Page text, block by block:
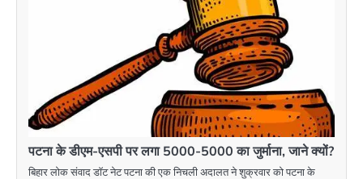
पटना के डीएम-एसपी पर लगा 5000-5000 का जुर्माना, जाने क्यों?
बिहार लोक संवाद डाॅट नेट पटना की एक निचली अदालत ने शुक्रवार को पटना के